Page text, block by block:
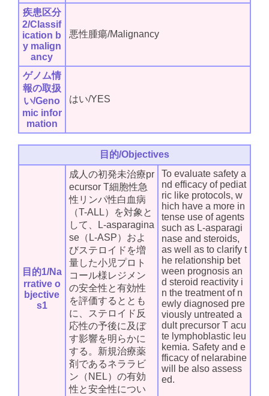
疾患区分
2/Classif
ication b
y malign
ancy
悪性腫瘍/Malignancy
ゲノム情
報の取扱
い/Geno
mic infor
mation
はい/YES
目的/Objectives
目的1/Na
rrative o
bjective
s1
成人の初発未治療pr
ecursor T細胞性急
性リンパ性白血病
（T-ALL）を対象と
して、L-asparagina
se（L-ASP）およ
びステロイドを増
量した小児プロト
コール様レジメン
の安全性と有効性
を評価するととも
に、ステロイド反
応性の予後に及ぼ
す影響を明らかに
する。新規治療薬
剤であるネララビ
ン（NEL）の有効
性と安全性につい
To evaluate safety a
nd efficacy of pediat
ric like protocols, w
hich have a more in
tense use of agents
such as L-asparagi
nase and steroids,
as well as to clarify t
he relationship bet
ween prognosis an
d steroid reactivity i
n the treatment of n
ewly diagnosed pre
viously untreated a
dult precursor T acu
te lymphoblastic leu
kemia. Safety and e
fficacy of nelarabine
will be also assess
ed.